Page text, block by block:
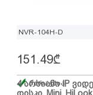
NVR-104H-D
4 არხიანი IP
დისკი, Mini, HiLook
151.49₾
მარაგშია